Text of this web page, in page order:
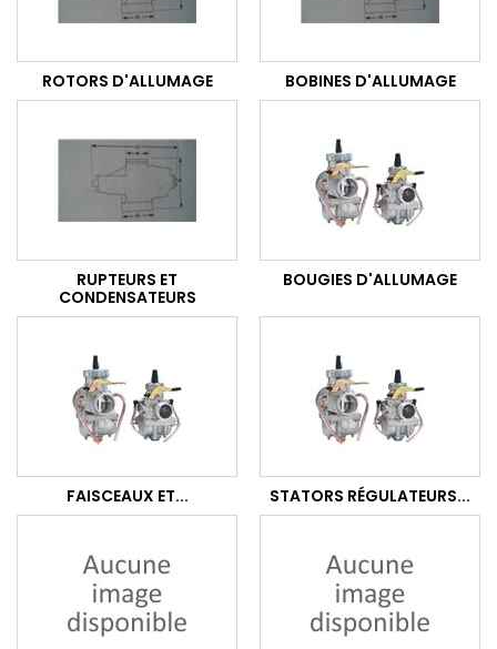
ROTORS D'ALLUMAGE BOBINES D'ALLUMAGE
RUPTEURS ET
CONDENSATEURS
BOUGIES D'ALLUMAGE
FAISCEAUX ET... STATORS RÉGULATEURS...